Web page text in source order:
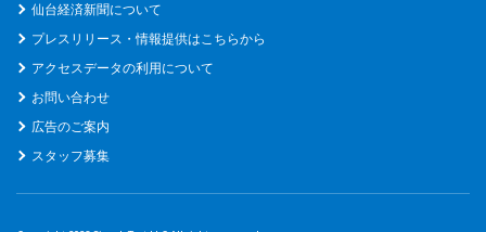
仙台経済新聞について
プレスリリース・情報提供はこちらから
アクセスデータの利用について
お問い合わせ
広告のご案内
スタッフ募集